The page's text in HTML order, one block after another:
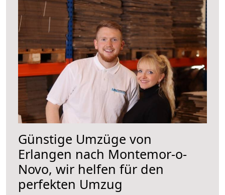
Günstige Umzüge von
Erlangen nach Montemor-o-
Novo, wir helfen für den
perfekten Umzug